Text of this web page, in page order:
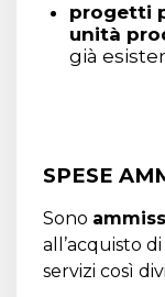
progetti
unità
già
SPESE
Sono
all’acquisto
servizi così